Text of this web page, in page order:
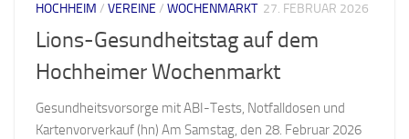
HOCHHEIM / VEREINE / WOCHENMARKT 27. FEBRUAR 2026
Lions-Gesundheitstag auf dem
Hochheimer Wochenmarkt
Gesundheitsvorsorge mit ABI-Tests, Notfalldosen und
Kartenvorverkauf (hn) Am Samstag, den 28. Februar 2026